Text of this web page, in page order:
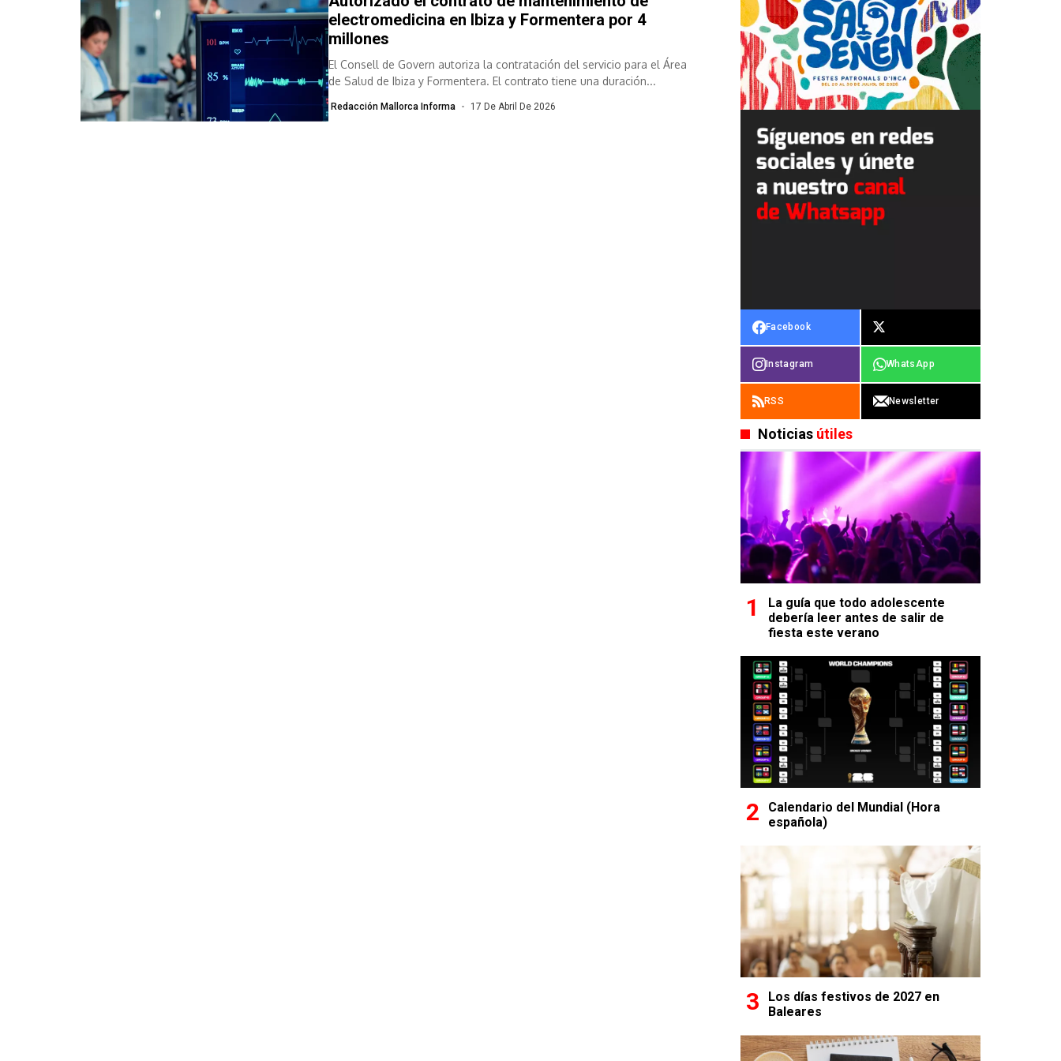
electromedicina en Ibiza y Formentera por 4
millones
El Consell de Govern autoriza la contratación del servicio para el Área
de Salud de Ibiza y Formentera. El contrato tiene una duración...
Redacción Mallorca Informa 17 De Abril De 2026
Facebook
Instagram WhatsApp
RSS Newsletter
Noticias útiles
La guía que todo adolescente
debería leer antes de salir de
fiesta este verano
Calendario del Mundial (Hora
española)
Los días festivos de 2027 en
Baleares